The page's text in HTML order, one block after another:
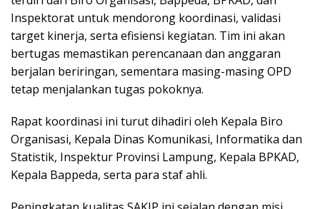
Inspektorat untuk mendorong koordinasi, validasi
target kinerja, serta efisiensi kegiatan. Tim ini akan
bertugas memastikan perencanaan dan anggaran
berjalan beriringan, sementara masing-masing OPD
tetap menjalankan tugas pokoknya.
Rapat koordinasi ini turut dihadiri oleh Kepala Biro
Organisasi, Kepala Dinas Komunikasi, Informatika dan
Statistik, Inspektur Provinsi Lampung, Kepala BPKAD,
Kepala Bappeda, serta para staf ahli.